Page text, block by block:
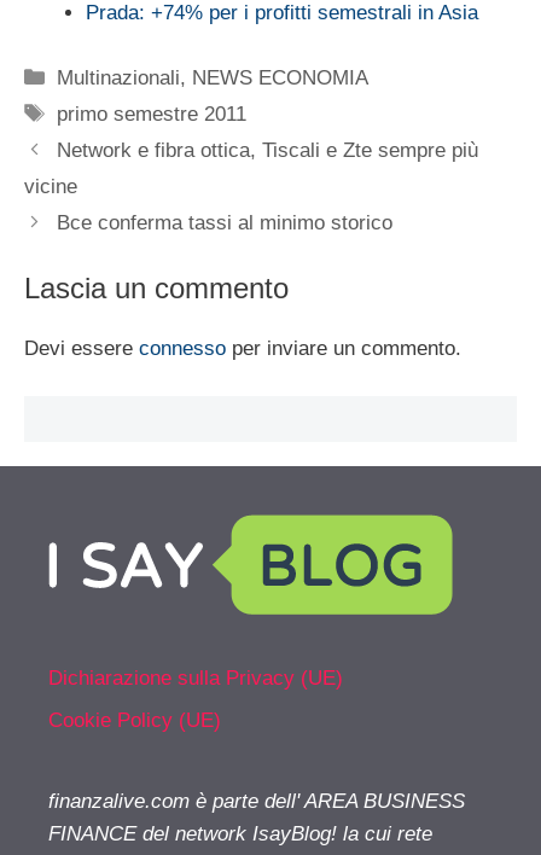
Prada: +74% per i profitti semestrali in Asia
Categorie
Multinazionali, NEWS ECONOMIA
Tag
primo semestre 2011
Network e fibra ottica, Tiscali e Zte sempre più
vicine
Bce conferma tassi al minimo storico
Lascia un commento
Devi essere connesso per inviare un commento.
Dichiarazione sulla Privacy (UE)
Cookie Policy (UE)
finanzalive.com è parte dell' AREA BUSINESS
FINANCE del network IsayBlog! la cui rete